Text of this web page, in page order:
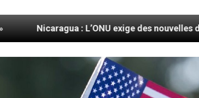
: L’ONU exige des nouvelles de Mgr Mata